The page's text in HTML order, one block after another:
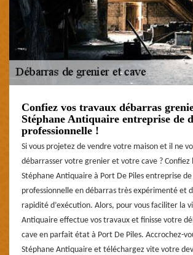
Confiez vos travaux débarras
Stéphane Antiquaire entreprise de
professionnelle !
Si vous projetez de vendre votre maison et il ne
débarrasser votre grenier et votre cave ? Confiez
Stéphane Antiquaire à Port De Piles entreprise
professionnelle en débarras très expérimenté et
rapidité d’exécution. Alors, pour vous faciliter la
Antiquaire effectue vos travaux et finisse votre
cave en parfait état à Port De Piles. Accrochez-
Stéphane Antiquaire et téléchargez vite votre